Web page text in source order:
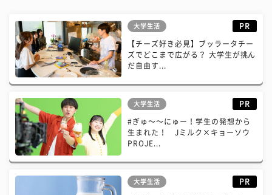
大学生活 PR
【チーズ好き必見】ブッラータチー
ズでどこまで広がる？ 大学生が挑ん
だ自由す...
大学生活 PR
#ぎゅ〜〜にゅー！学生の発想から
生まれた！ Jミルク×キョーソウ
PROJE...
大学生活 PR